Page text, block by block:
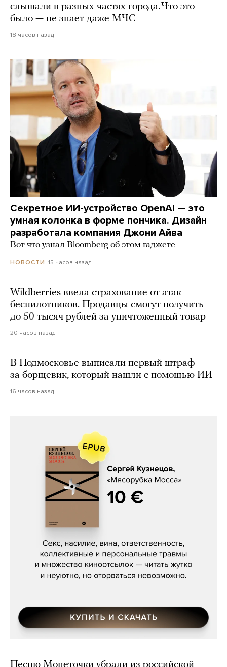
слышали в разных частях города. Что это
было — не знает даже МЧС
18 часов назад
Секретное ИИ-устройство OpenAI — это
умная колонка в форме пончика. Дизайн
разработала компания Джони Айва
Вот что узнал Bloomberg об этом гаджете
НОВОСТИ 15 часов назад
Wildberries ввела страхование от атак
беспилотников. Продавцы смогут получить
до 50 тысяч рублей за уничтоженный товар
20 часов назад
В Подмосковье выписали первый штраф
за борщевик, который нашли с помощью ИИ
16 часов назад
Сергей Кузнецов, «Мясорубка